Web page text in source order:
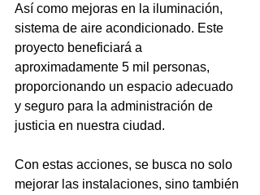
Así como mejoras en la iluminación,
sistema de aire acondicionado. Este
proyecto beneficiará a
aproximadamente 5 mil personas,
proporcionando un espacio adecuado
y seguro para la administración de
justicia en nuestra ciudad.
Con estas acciones, se busca no solo
mejorar las instalaciones, sino también